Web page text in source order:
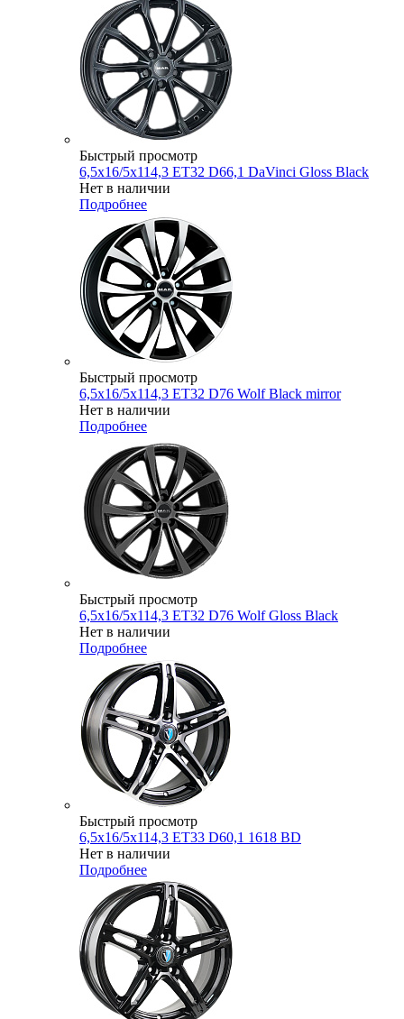
Быстрый просмотр
6,5x16/5x114,3 ET32 D66,1 DaVinci Gloss Black
Нет в наличии
Подробнее
Быстрый просмотр
6,5x16/5x114,3 ET32 D76 Wolf Black mirror
Нет в наличии
Подробнее
Быстрый просмотр
6,5x16/5x114,3 ET32 D76 Wolf Gloss Black
Нет в наличии
Подробнее
Быстрый просмотр
6,5x16/5x114,3 ET33 D60,1 1618 BD
Нет в наличии
Подробнее